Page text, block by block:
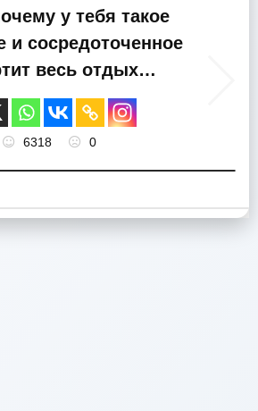
у тебя такое
и сосредоточенное
весь отдых…
6318 0